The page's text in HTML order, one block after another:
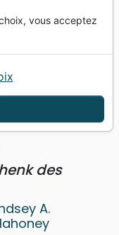
commande
wunderbares
des
A.
vous acceptez